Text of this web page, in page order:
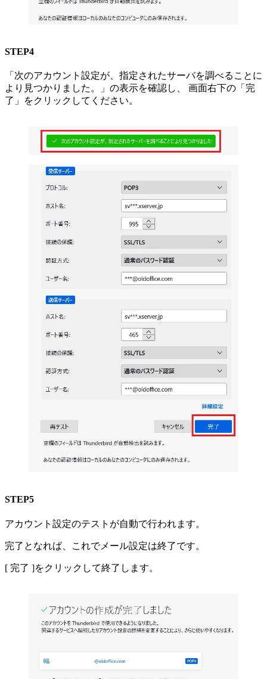
STEP4
「次のアカウント設定が、指定されたサーバを調べることに
より見つかりました。」の表示を確認し、 画面右下の「完
了」をクリックしてください。
STEP5
アカウント設定のテストが自動で行われます。
完了となれば、これでメール設定は終了です。
[ 完了 ]をクリックして終了します。